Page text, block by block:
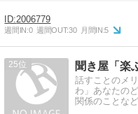
2006779
週間IN:0 週間OUT:30 月間IN:5
25 聞き屋「楽
話すことのメ
わ」あなたの
関係のことなど